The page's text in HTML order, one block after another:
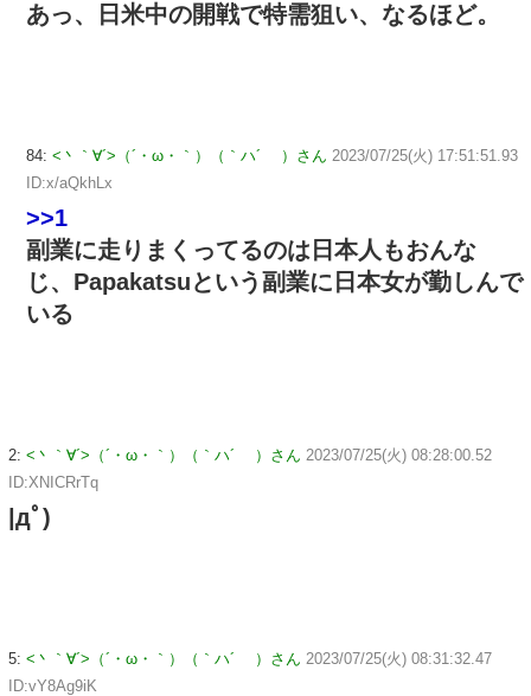
あっ、日米中の開戦で特需狙い、なるほど。
84: <丶｀∀´>（´・ω・｀）（｀ハ´ ）さん 2023/07/25(火) 17:51:51.93
ID:x/aQkhLx
>>1
副業に走りまくってるのは日本人もおんな
じ、Papakatsuという副業に日本女が勤しんで
いる
2: <丶｀∀´>（´・ω・｀）（｀ハ´ ）さん 2023/07/25(火) 08:28:00.52
ID:XNICRrTq
|дﾟ)
5: <丶｀∀´>（´・ω・｀）（｀ハ´ ）さん 2023/07/25(火) 08:31:32.47
ID:vY8Ag9iK